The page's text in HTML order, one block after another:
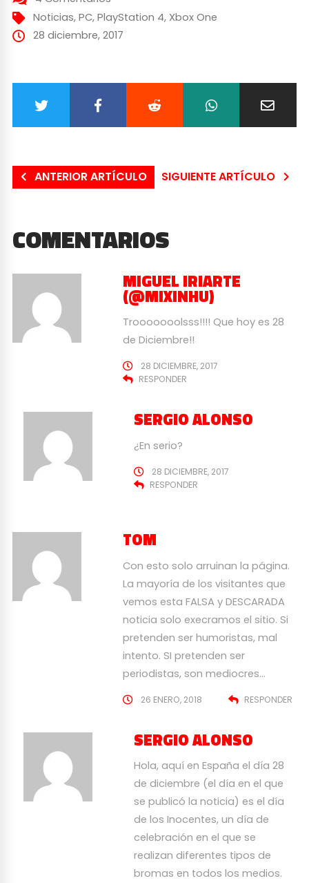
Noticias, PC, PlayStation 4, Xbox One
28 diciembre, 2017
ANTERIOR ARTÍCULO SIGUIENTE ARTÍCULO
COMENTARIOS
MIGUEL IRIARTE
(@MIXINHU)
Trooooooolsss!!!! Que hoy es 28
de Diciembre!!
28 DICIEMBRE, 2017
RESPONDER
SERGIO ALONSO
¿En serio?
28 DICIEMBRE, 2017
RESPONDER
TOM
Con esto solo arruinan la página.
La mayoría de los visitantes que
vemos esta FALSA y DESCARADA
noticia solo execramos el sitio. Si
pretenden ser humoristas, mal
intento. SI pretenden ser
periodistas, son mediocres…
26 ENERO, 2018 RESPONDER
SERGIO ALONSO
Hola, aquí en España el día 28
de diciembre (el día en el que
se publicó la noticia) es el día
de los Inocentes, un día de
celebración en el que se
realizan diferentes tipos de
bromas en todos los medios.